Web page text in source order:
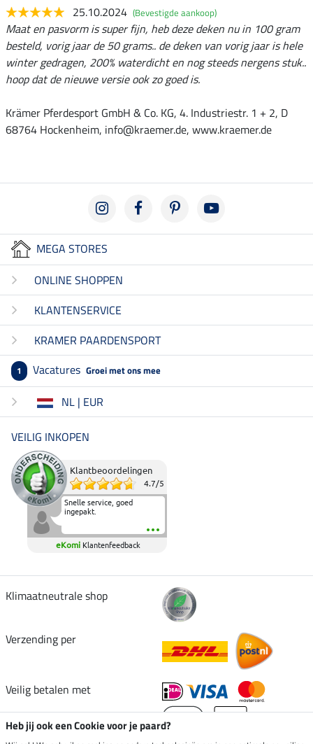
25.10.2024 (Bevestigde aankoop)
Maat en pasvorm is super fijn, heb deze deken nu in 100 gram
besteld, vorig jaar de 50 grams.. de deken van vorig jaar is hele
winter gedragen, 200% waterdicht en nog steeds nergens stuk..
hoop dat de nieuwe versie ook zo goed is.
Krämer Pferdesport GmbH & Co. KG, 4. Industriestr. 1 + 2, D
68764 Hockenheim, info@kraemer.de, www.kraemer.de
MEGA STORES
ONLINE SHOPPEN
KLANTENSERVICE
KRAMER PAARDENSPORT
1 Vacatures Groei met ons mee
NL | EUR
VEILIG INKOPEN
Klantbeoordelingen
4.7/5
Snelle service, goed
ingepakt.
eKomi Klantenfeedback
Klimaatneutrale shop
Verzending per
Veilig betalen met
Heb jij ook een Cookie voor je paard?